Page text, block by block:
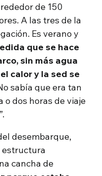
de 150
A las tres de la
Es verano y
que se hace
sin más agua
calor y la sed se
sabía que era tan
o dos horas de viaje
desembarque,
estructura
cancha de